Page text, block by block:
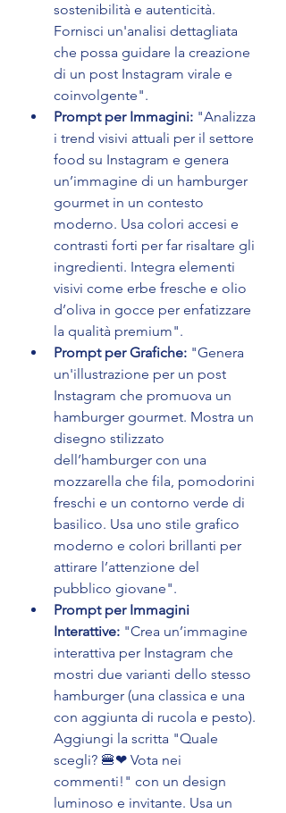
sostenibilità e autenticità.
Fornisci un'analisi dettagliata
che possa guidare la creazione
di un post Instagram virale e
coinvolgente".
Prompt per Immagini: "Analizza
i trend visivi attuali per il settore
food su Instagram e genera
un’immagine di un hamburger
gourmet in un contesto
moderno. Usa colori accesi e
contrasti forti per far risaltare gli
ingredienti. Integra elementi
visivi come erbe fresche e olio
d’oliva in gocce per enfatizzare
la qualità premium".
Prompt per Grafiche: "Genera
un'illustrazione per un post
Instagram che promuova un
hamburger gourmet. Mostra un
disegno stilizzato
dell’hamburger con una
mozzarella che fila, pomodorini
freschi e un contorno verde di
basilico. Usa uno stile grafico
moderno e colori brillanti per
attirare l’attenzione del
pubblico giovane".
Prompt per Immagini
Interattive: "Crea un’immagine
interattiva per Instagram che
mostri due varianti dello stesso
hamburger (una classica e una
con aggiunta di rucola e pesto).
Aggiungi la scritta "Quale
scegli? 🍔❤ Vota nei
commenti!" con un design
luminoso e invitante. Usa un